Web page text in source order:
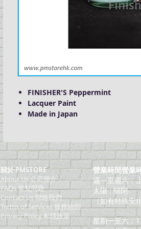
FINISHER'S Peppermint
Lacquer Paint
Made in Japan
關於 PMSTORE
About Us 公司簡介
FAQs 常見問題
Contact Us 聯絡我們
​Terms of Services 服務細則
Privacy Policy 私隱政策
營業時間營業
週一至週六：
太陽 : 關閉
（如有特殊安
星期一至六：